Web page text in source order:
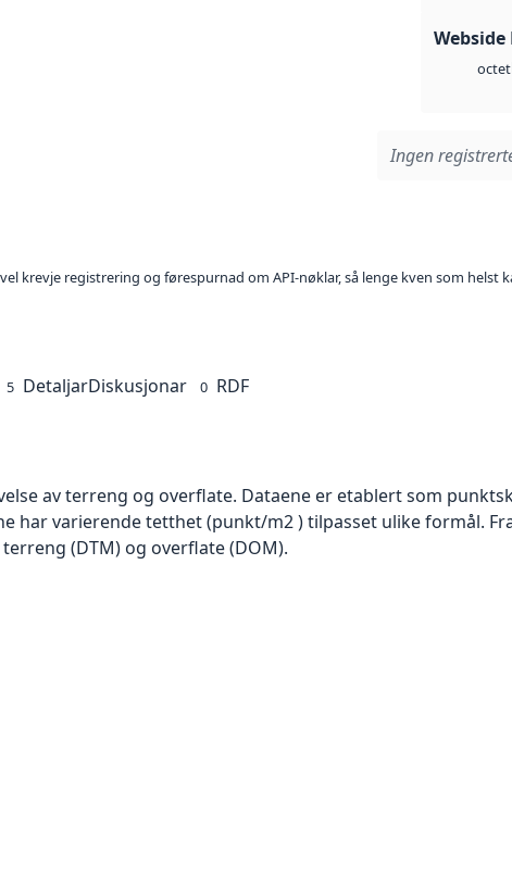
Webside
octet
Ingen
krevje registrering og førespurnad om API-nøklar, så lenge kven som helst
5 DetaljarDiskusjonar 0 RDF
av terreng og overflate. Dataene er etablert som
har varierende tetthet (punkt/m2 ) tilpasset ulike formål.
(DTM) og overflate (DOM).